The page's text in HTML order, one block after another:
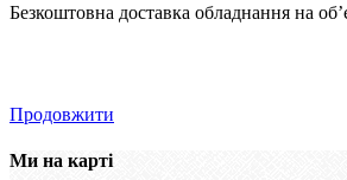
Безкоштовна доставка обладнання на
Продовжити
Ми на карті